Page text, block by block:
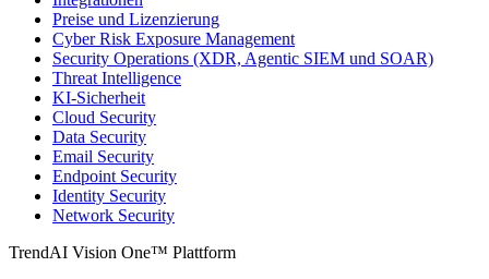
Preise und Lizenzierung
Cyber Risk Exposure Management
Security Operations (XDR, Agentic SIEM und SOAR)
Threat Intelligence
KI-Sicherheit
Cloud Security
Data Security
Email Security
Endpoint Security
Identity Security
Network Security
TrendAI Vision One™ Plattform